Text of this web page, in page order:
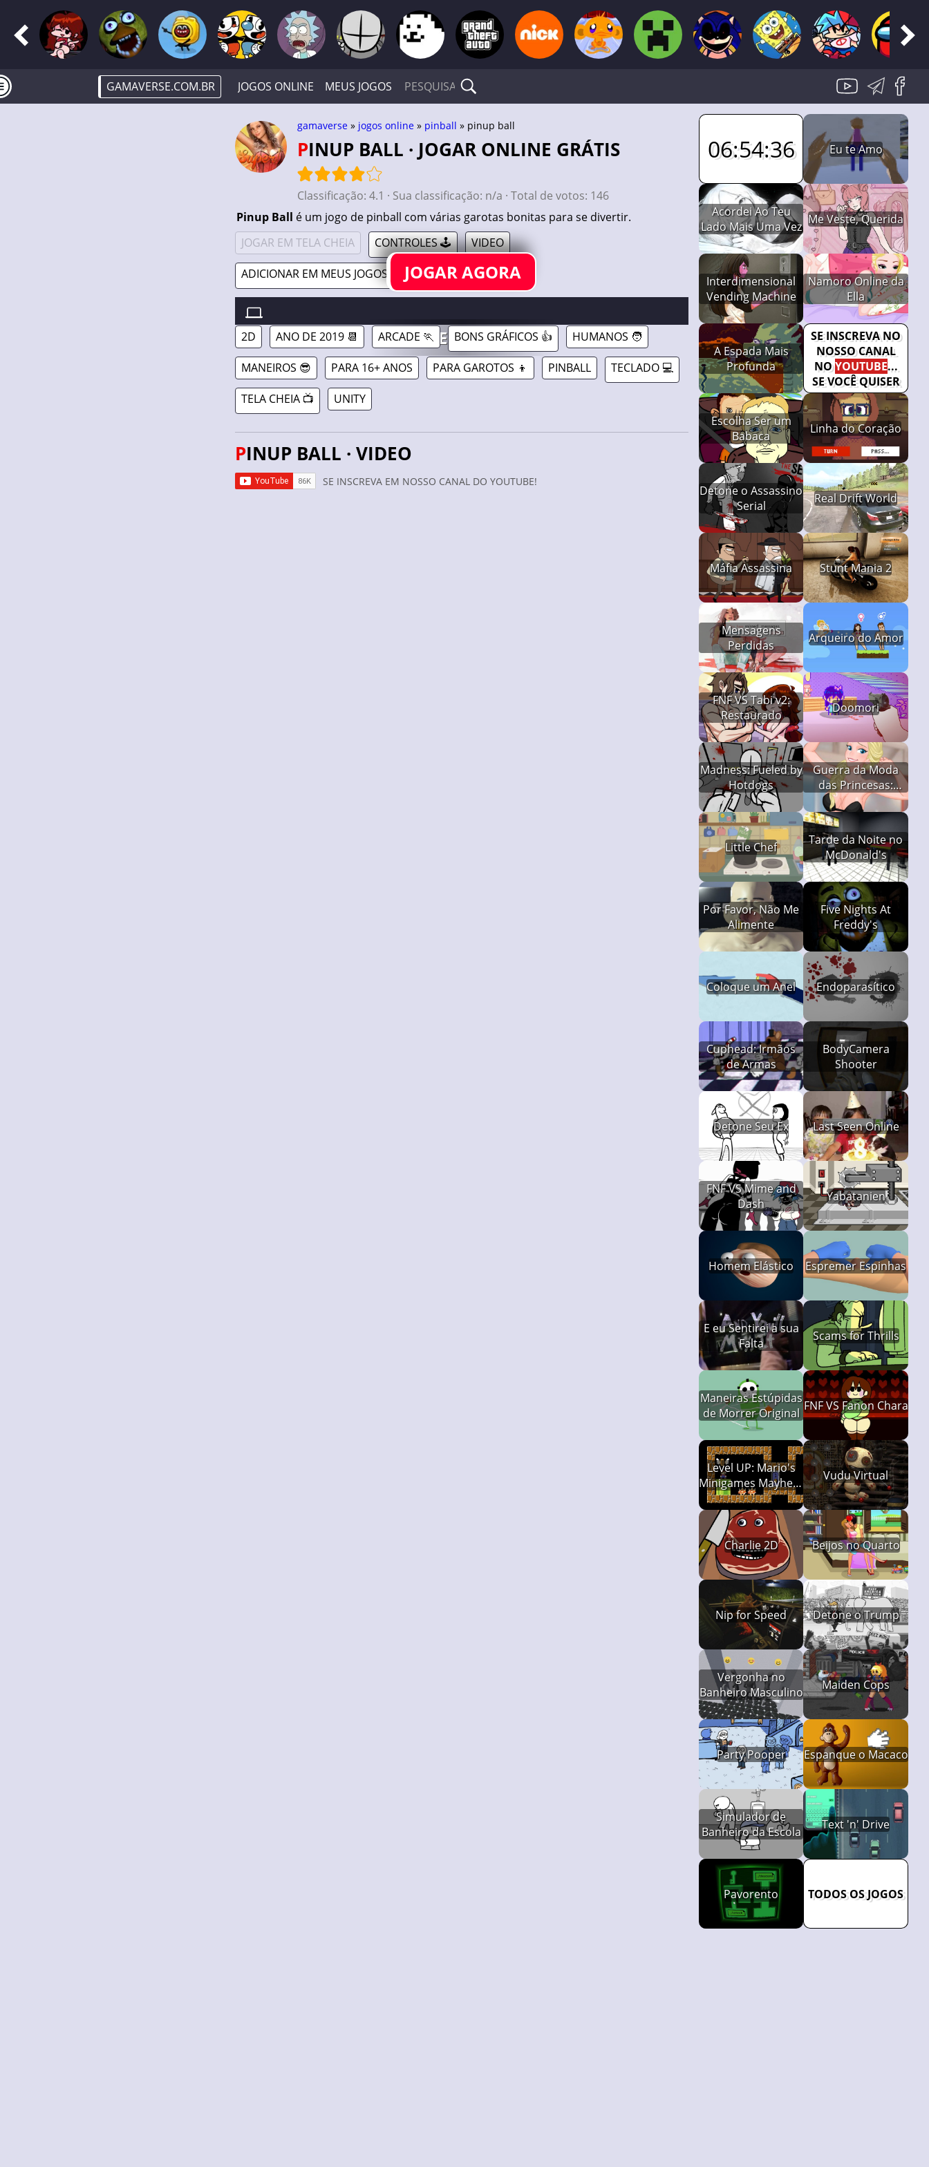
GAMAVERSE.COM.BR JOGOS ONLINE MEUS JOGOS
gamaverse » jogos online » pinball » pinup ball
PINUP BALL · JOGAR ONLINE GRÁTIS
Classificação: 4.1 · Sua classificação: n/a · Total de votos: 146
Pinup Ball é um jogo de pinball com várias garotas bonitas para se divertir.
JOGAR EM TELA CHEIA
CONTROLES 🕹️ VIDEO
ADICIONAR EM MEUS JOGOS ❤️ COMPARTILHAR 🔗
JOGAR AGORA
GAMAVERSE.COM.BR
PINUP BALL //
2D
ANO DE 2019 📆 ARCADE 🏃 BONS GRÁFICOS 👍 HUMANOS 🧑
MANEIROS 😎 PARA 16+ ANOS PARA GAROTOS 👦 PINBALL TECLADO 💻
TELA CHEIA 📺 UNITY
PINUP BALL · VIDEO
SE INSCREVA EM NOSSO CANAL DO YOUTUBE!
06:54:35 Eu te Amo
Acordei Ao Teu
Lado Mais Uma Vez Me Veste, Querida
Interdimensional
Vending Machine
Namoro Online da
Ella
A Espada Mais
Profunda
SE INSCREVA NO
NOSSO CANAL
NOYOUTUBE...
SE VOCÊ QUISER
Escolha Ser um
Babaca
Linha do Coração
Detone o Assassino
Serial
Real Drift World
Máfia Assassina Stunt Mania 2
Mensagens
Perdidas
Arqueiro do Amor
FNF VS Tabi v2:
Restaurado
Doomori
Madness: Fueled by
Hotdogs
Guerra da Moda
das Princesas:
Penas vs Brim
Little Chef
Tarde da Noite no
McDonald's
Por Favor, Não Me
Alimente
Five Nights At
Freddy's
Coloque um Anel Endoparasítico
Cuphead: Irmãos
de Armas
BodyCamera
Shooter
Detone Seu Ex Last Seen Online
FNF VS Mime and
Dash
Yabatanien
Homem Elástico Espremer Espinhas
E eu Sentirei a sua
Falta
Scams for Thrills
Maneiras Estúpidas
de Morrer Original FNF VS Fanon Chara
Level UP: Mario's
Minigames Mayhem
(LUMMM)
Vudu Virtual
Charlie 2D Beijos no Quarto
Nip for Speed Detone o Trump
Vergonha no
Banheiro Masculino
Maiden Cops
Party Pooper Espanque o Macaco
Simulador de
Banheiro da Escola
Text 'n' Drive
Pavorento TODOS OS JOGOS